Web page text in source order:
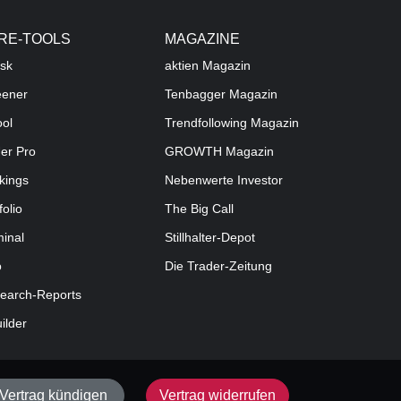
TOOLS
Pro
Reports
MAGAZINE
aktien Magazin
Tenbagger Magazin
Trendfollowing Magazin
GROWTH Magazin
Nebenwerte Investor
The Big Call
Stillhalter-Depot
Die Trader-Zeitung
Vertrag kündigen Vertrag widerrufen